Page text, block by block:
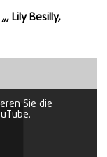
Lily Besilly,
Sie die